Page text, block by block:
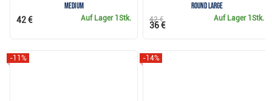
Medium
Auf Lager 1Stk.
42 €
Round Large
Auf Lager 1Stk.
42 €
36 €
-11% -14%